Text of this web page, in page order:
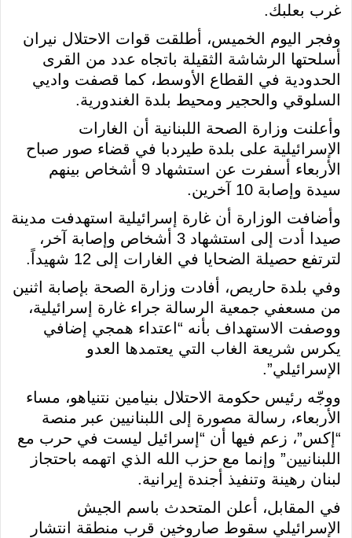
غرب بعلبك.
وفجر اليوم الخميس، أطلقت قوات الاحتلال نيران
أسلحتها الرشاشة الثقيلة باتجاه عدد من القرى
الحدودية في القطاع الأوسط، كما قصفت واديي
السلوقي والحجير ومحيط بلدة الغندورية.
وأعلنت وزارة الصحة اللبنانية أن الغارات
الإسرائيلية على بلدة طيردبا في قضاء صور صباح
الأربعاء أسفرت عن استشهاد 9 أشخاص بينهم
سيدة وإصابة 10 آخرين.
وأضافت الوزارة أن غارة إسرائيلية استهدفت مدينة
صيدا أدت إلى استشهاد 3 أشخاص وإصابة آخر،
لترتفع حصيلة الضحايا في الغارات إلى 12 شهيداً.
وفي بلدة حاريص، أفادت وزارة الصحة بإصابة اثنين
من مسعفي جمعية الرسالة جراء غارة إسرائيلية،
ووصفت الاستهداف بأنه “اعتداء همجي إضافي
يكرس شريعة الغاب التي يعتمدها العدو
الإسرائيلي”.
ووجّه رئيس حكومة الاحتلال بنيامين نتنياهو، مساء
الأربعاء، رسالة مصورة إلى اللبنانيين عبر منصة
“إكس”، زعم فيها أن “إسرائيل ليست في حرب مع
اللبنانيين” وإنما مع حزب الله الذي اتهمه باحتجاز
لبنان رهينة وتنفيذ أجندة إيرانية.
في المقابل، أعلن المتحدث باسم الجيش
الإسرائيلي سقوط صاروخين قرب منطقة انتشار